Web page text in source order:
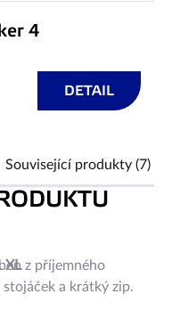
4
DETAIL
Související produkty (7)
XL z příjemného
a krátký zip.